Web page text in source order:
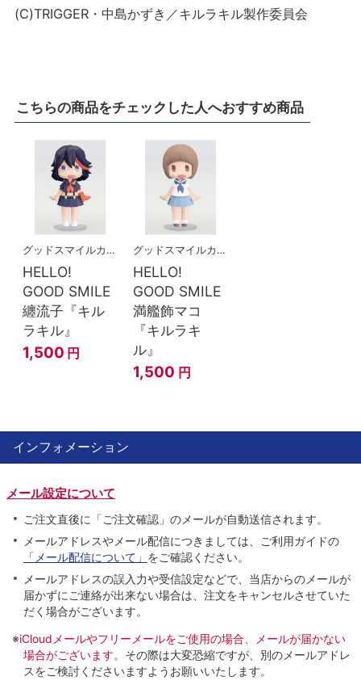
(C)TRIGGER・中島かずき／キルラキル製作委員会
こちらの商品をチェックした人へおすすめ商品
グッドスマイルカンパニー
HELLO!
GOOD SMILE
纏流子『キル
ラキル』
1,500 円
グッドスマイルカンパニー
HELLO!
GOOD SMILE
満艦飾マコ
『キルラキ
ル』
1,500 円
インフォメーション
メール設定について
ご注文直後に「ご注文確認」のメールが自動送信されます。
メールアドレスやメール配信につきましては、ご利用ガイドの
「メール配信について」 をご確認ください。
メールアドレスの誤入力や受信設定などで、当店からのメールが
届かずにご連絡が出来ない場合は、注文をキャンセルさせていた
だく場合がございます。
※iCloudメールやフリーメールをご使用の場合、メールが届かない
場合がございます。 その際は大変恐縮ですが、別のメールアドレ
スをご検討くださいますようお願いいたします。